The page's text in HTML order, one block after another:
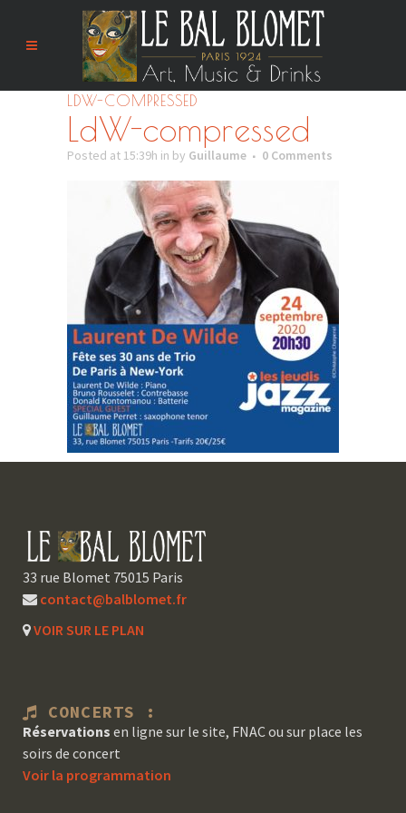
LDW-COMPRESSED
LdW-compressed
Posted at 15:39h in by Guillaume 0 Comments
33 rue Blomet 75015 Paris
contact@balblomet.fr
VOIR SUR LE PLAN
CONCERTS :
Réservations en ligne sur le site, FNAC ou sur place les
soirs de concert
Voir la programmation